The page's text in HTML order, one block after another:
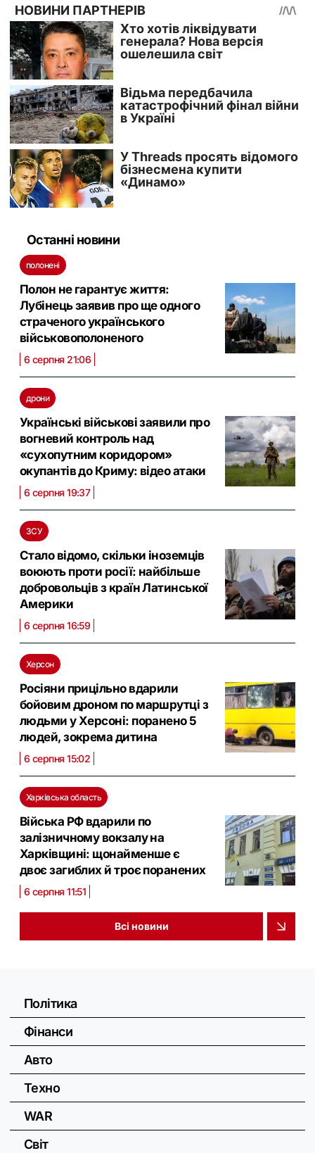
Останні новини
полонені
Полон не гарантує життя:
Лубінець заявив про ще одного
страченого українського
військовополоненого
6 серпня 21:06
дрони
Українські військові заявили про
вогневий контроль над
«сухопутним коридором»
окупантів до Криму: відео атаки
6 серпня 19:37
ЗСУ
Стало відомо, скільки іноземців
воюють проти росії: найбільше
добровольців з країн Латинської
Америки
6 серпня 16:59
Херсон
Росіяни прицільно вдарили
бойовим дроном по маршрутці з
людьми у Херсоні: поранено 5
людей, зокрема дитина
6 серпня 15:02
Харківська область
Війська РФ вдарили по
залізничному вокзалу на
Харківщині: щонайменше є
двоє загиблих й троє поранених
6 серпня 11:51
Всі новини
Політика
Фінанси
Авто
Техно
WAR
Світ